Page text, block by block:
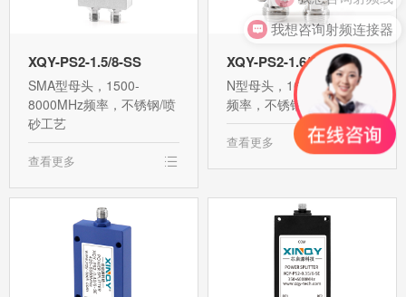
XQY-PS2-1.5/8-SS
SMA型母头，1500-
8000MHz频率，不锈钢/喷
砂工艺
查看更多
XQY-PS2-1.6/6-NE-T
N型母头，1600-6000MHz
频率，不锈钢/喷砂工艺
查看更多
我想咨询射频连接器